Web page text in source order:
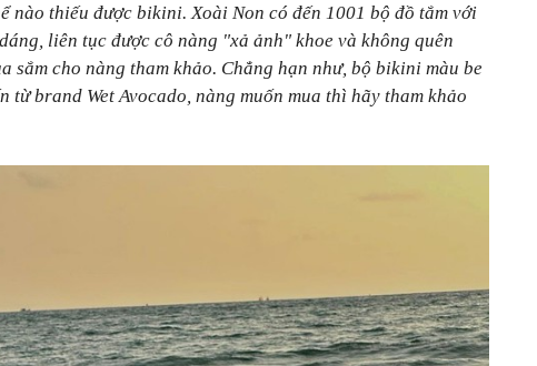
nào thiếu được bikini. Xoài Non có đến 1001 bộ đồ tắm với
liên tục được cô nàng "xả ảnh" khoe và không quên
sắm cho nàng tham khảo. Chẳng hạn như, bộ bikini màu be
từ brand Wet Avocado, nàng muốn mua thì hãy tham khảo